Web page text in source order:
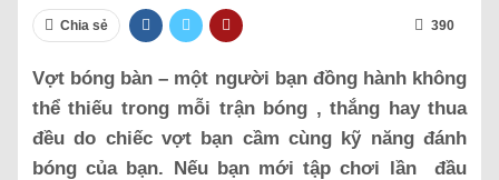
Chia sẻ 390
Vợt bóng bàn – một người bạn đồng hành không
thể thiếu trong mỗi trận bóng , thắng hay thua
đều do chiếc vợt bạn cầm cùng kỹ năng đánh
bóng của bạn. Nếu bạn mới tập chơi lần đầu